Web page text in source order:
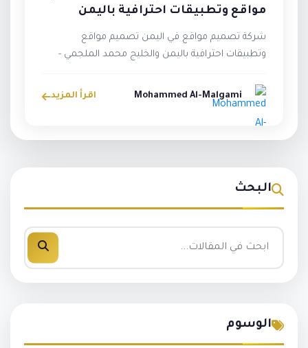
مواقع وتطبيقات احترافية باليمن
والخليج
شركة تصميم مواقع في اليمن تصميم مواقع
وتطبيقات احترافية باليمن والخليج محمد الملجمي -
Mohammed Al-Malgami اقرأ المزيد
البحث
الوسوم